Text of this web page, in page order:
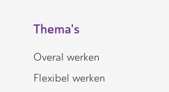
Thema's
Overal werken
Flexibel werken